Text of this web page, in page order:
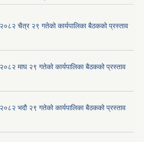
२०८२ चैत्र २९ गतेको कार्यपालिका बैठकको प्रस्ताव
२०८२ माघ २९ गतेको कार्यपालिका बैठकको प्रस्ताव
२०८२ भदौ २९ गतेको कार्यपालिका बैठकको प्रस्ताव